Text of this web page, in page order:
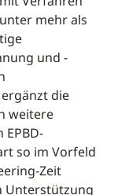
mehr als
und -
die
weitere
so im Vorfeld
Zeit
Unterstützung